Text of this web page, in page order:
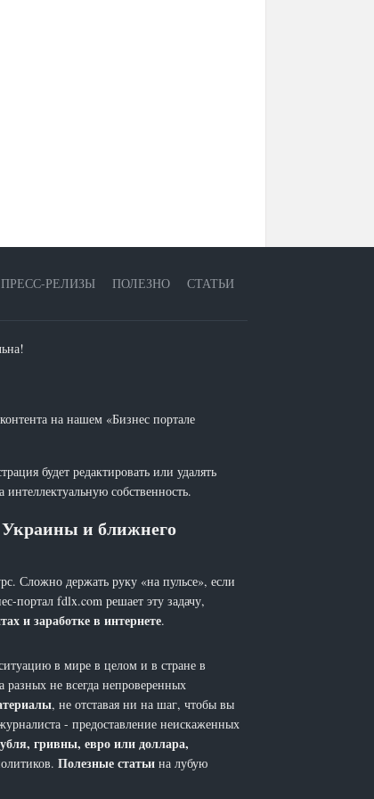
ПРЕСС-РЕЛИЗЫ ПОЛЕЗНО СТАТЬИ
на нашем «Бизнес портале
будет редактировать или удалять
собственность.
Украины и ближнего
Сложно держать руку «на пульсе», если
портал fdlx.com решает эту задачу,
и заработке в интернете.
в мире в целом и в стране в
не всегда непроверенных
, не отставая ни на шаг, чтобы вы
- предоставление неискаженных
гривны, евро или доллара,
Полезные статьи на лубую